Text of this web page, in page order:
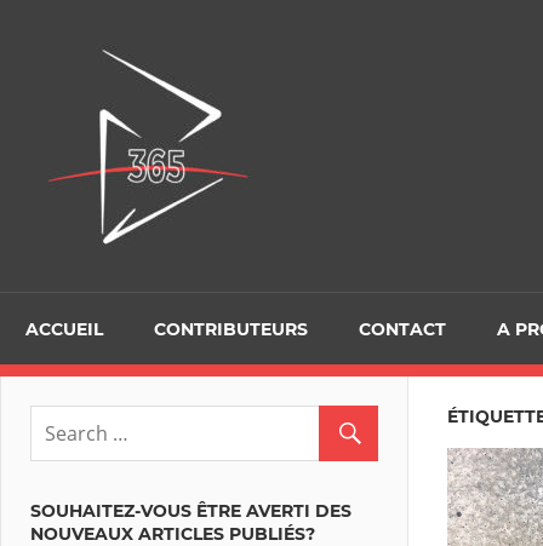
ACCUEIL CONTRIBUTEURS CONTACT A
SOUHAITEZ-VOUS ÊTRE AVERTI DES
NOUVEAUX ARTICLES PUBLIÉS?